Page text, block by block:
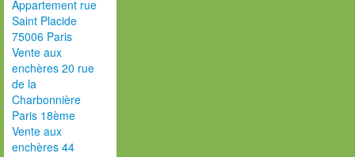
Appartement rue
Saint Placide
75006 Paris
Vente aux
enchères 20 rue
de la
Charbonnière
Paris 18ème
Vente aux
enchères 44